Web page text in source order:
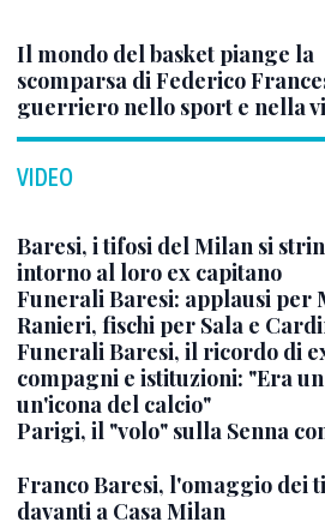
Il mondo del basket piange la
scomparsa di Federico
guerriero nello sport e nella
VIDEO
Baresi, i tifosi del Milan si
intorno al loro ex capitano
Funerali Baresi: applausi per
Ranieri, fischi per Sala e
Funerali Baresi, il ricordo di
compagni e istituzioni: "Era
un'icona del calcio"
Parigi, il "volo" sulla Senna
Franco Baresi, l'omaggio dei
davanti a Casa Milan